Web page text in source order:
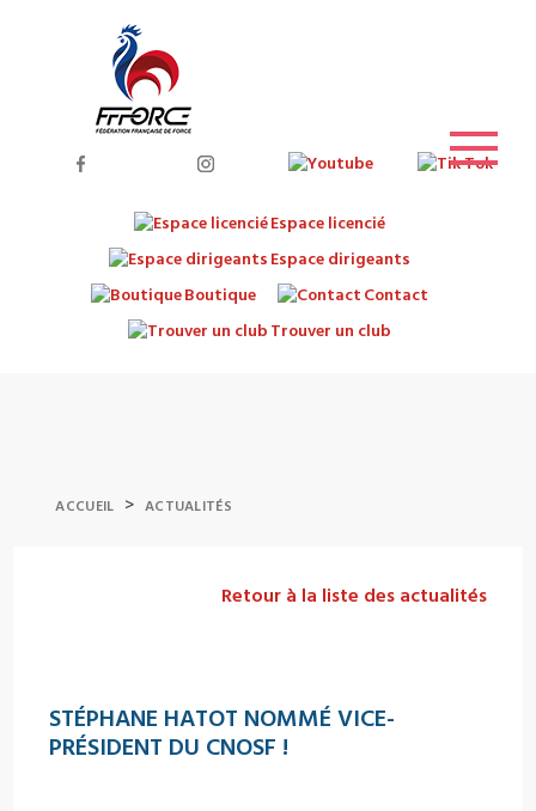
Espace licencié
Espace dirigeants
Boutique
Contact
Trouver un club
ACCUEIL > ACTUALITÉS
Retour à la liste des actualités
STÉPHANE HATOT NOMMÉ VICE-
PRÉSIDENT DU CNOSF !